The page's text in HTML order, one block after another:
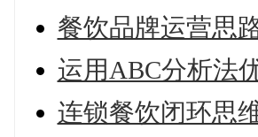
餐饮品牌运营思
运用ABC分析法
连锁餐饮闭环思